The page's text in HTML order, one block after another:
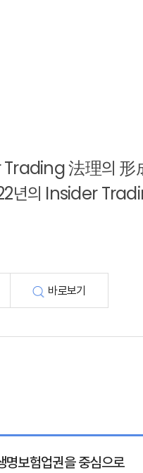
法理의 形
년의 Insider
바로보기
명보험업권을 중심으로